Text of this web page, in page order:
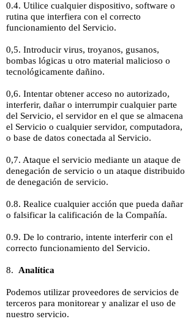
0.4. Utilice cualquier dispositivo, software o
rutina que interfiera con el correcto
funcionamiento del Servicio.
0,5. Introducir virus, troyanos, gusanos,
bombas lógicas u otro material malicioso o
tecnológicamente dañino.
0,6. Intentar obtener acceso no autorizado,
interferir, dañar o interrumpir cualquier parte
del Servicio, el servidor en el que se almacena
el Servicio o cualquier servidor, computadora,
o base de datos conectada al Servicio.
0,7. Ataque el servicio mediante un ataque de
denegación de servicio o un ataque distribuido
de denegación de servicio.
0.8. Realice cualquier acción que pueda dañar
o falsificar la calificación de la Compañía.
0.9. De lo contrario, intente interferir con el
correcto funcionamiento del Servicio.
8. Analítica
Podemos utilizar proveedores de servicios de
terceros para monitorear y analizar el uso de
nuestro servicio.